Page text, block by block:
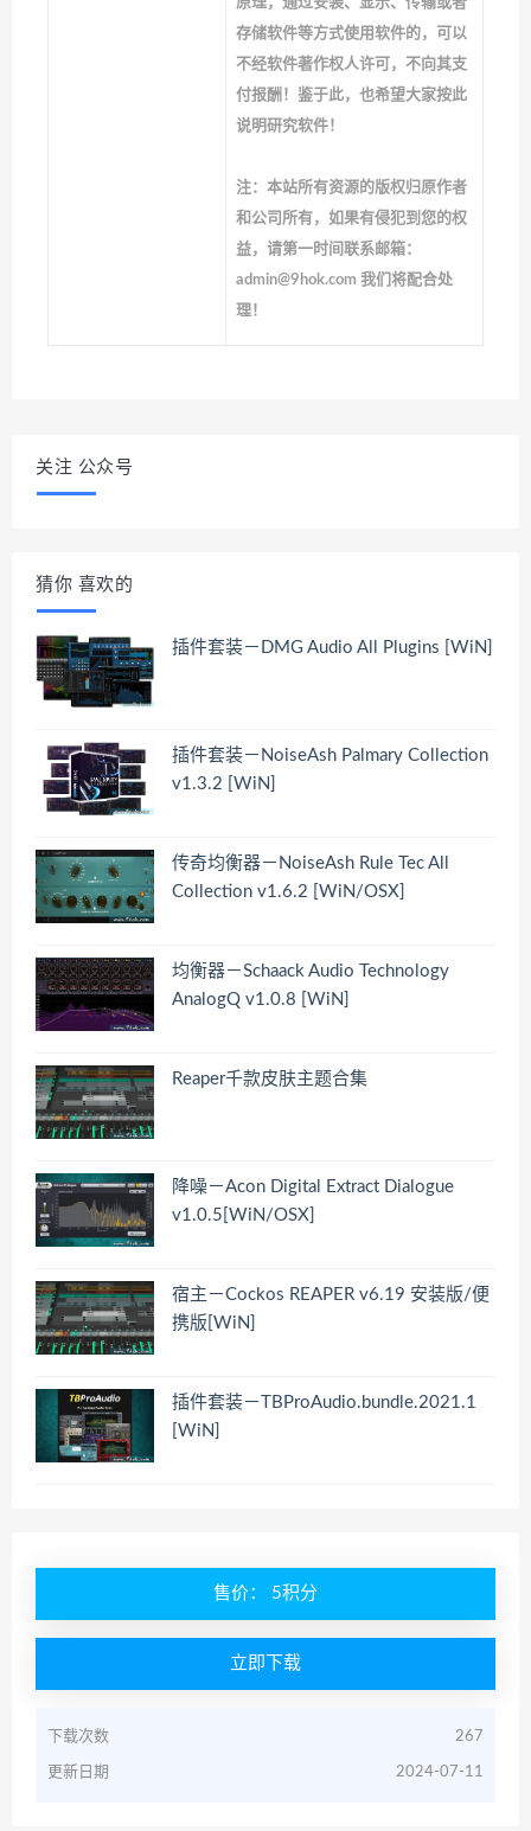
存储软件等方式使用软件的，可以
不经软件著作权人许可，不向其支
付报酬！鉴于此，也希望大家按此
说明研究软件！
注：本站所有资源的版权归原作者
和公司所有，如果有侵犯到您的权
益，请第一时间联系邮箱：
admin@9hok.com 我们将配合处
理！
关注 公众号
猜你 喜欢的
插件套装－DMG Audio All Plugins [WiN]
插件套装－NoiseAsh Palmary Collection
v1.3.2 [WiN]
传奇均衡器－NoiseAsh Rule Tec All
Collection v1.6.2 [WiN/OSX]
均衡器－Schaack Audio Technology
AnalogQ v1.0.8 [WiN]
Reaper千款皮肤主题合集
降噪－Acon Digital Extract Dialogue
v1.0.5[WiN/OSX]
宿主－Cockos REAPER v6.19 安装版/便
携版[WiN]
插件套装－TBProAudio.bundle.2021.1
[WiN]
售价： 5积分
立即下载
下载次数 267
更新日期 2024-07-11